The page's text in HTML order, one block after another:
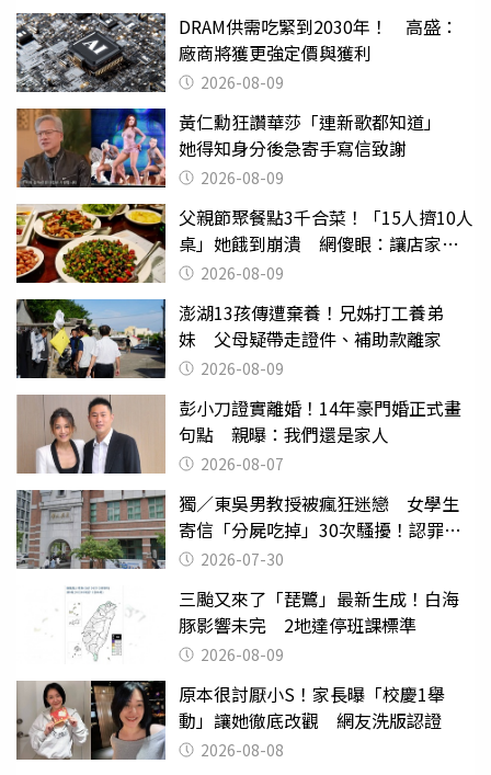
DRAM供需吃緊到2030年！ 高盛：
廠商將獲更強定價與獲利
2026-08-09
黃仁勳狂讚華莎「連新歌都知道」
她得知身分後急寄手寫信致謝
2026-08-09
父親節聚餐點3千合菜！「15人擠10人
桌」她餓到崩潰 網傻眼：讓店家看
笑話2026-08-09
澎湖13孩傳遭棄養！兄姊打工養弟
妹 父母疑帶走證件、補助款離家
2026-08-09
彭小刀證實離婚！14年豪門婚正式畫
句點 親曝：我們還是家人
2026-08-07
獨／東吳男教授被瘋狂迷戀 女學生
寄信「分屍吃掉」30次騷擾！認罪免
關 2026-07-30
三颱又來了「琵鷺」最新生成！白海
豚影響未完 2地達停班課標準
2026-08-09
原本很討厭小S！家長曝「校慶1舉
動」讓她徹底改觀 網友洗版認證
2026-08-08